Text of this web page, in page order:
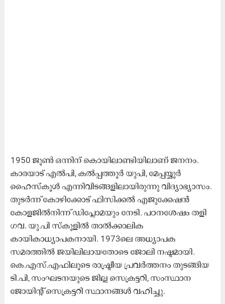
1950 ജൂൺ ഒന്നിന്‌ കൊയിലാണ്ടിയിലാണ്‌ ജനനം.
കാരയാട്‌ എൽപി, കൽപ്പത്തൂർ യുപി, മേപ്പയ്യൂർ
ഹൈസ്‌കൂൾ എന്നിവിടങ്ങളിലായിരുന്നു വിദ്യാഭ്യാസം.
തുടർന്ന്‌ കോഴിക്കോട്‌ ഫിസിക്കൽ എജുക്കേഷൻ
കോളജിൽനിന്ന്‌ ഡിപ്ലോമയും നേടി. പഠനശേഷം തളി
ഗവ. യു.പി സ്‌കൂളിൽ താൽക്കാലിക
കായികാധ്യാപകനായി. 1973ലെ അധ്യാപക
സമരത്തിൽ ജയിലിലായതോടെ ജോലി നഷ്ടമായി.
കെ.എസ്‌.എഫിലൂടെ രാഷ്ട്രീയ പ്രവർത്തനം തുടങ്ങിയ
ടി.പി, സംഘടനയുടെ ജില്ല സെക്രട്ടറി, സംസ്ഥാന
ജോയിന്റ്‌ സെക്രട്ടറി സ്ഥാനങ്ങൾ വഹിച്ചു.